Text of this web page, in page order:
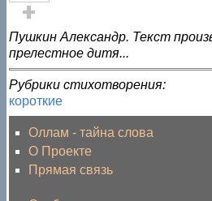
Голос за!
Пушкин Александр. Текст
прелестное дитя...
Рубрики стихотворения:
короткие
Оллам - тайна слова
О Проекте
Прямая связь